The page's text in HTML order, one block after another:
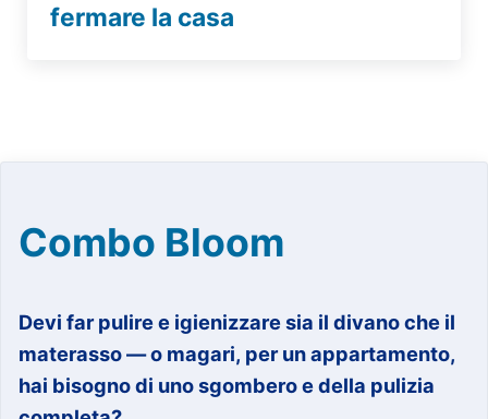
fermare la casa
Combo Bloom
Devi far pulire e igienizzare sia il divano che il
materasso — o magari, per un appartamento,
hai bisogno di uno sgombero e della pulizia